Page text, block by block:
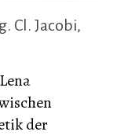
Cl. Jacobi,
der